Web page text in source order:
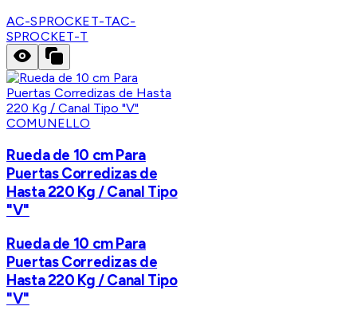
AC-SPROCKET-TAC-
SPROCKET-T
COMUNELLO
Rueda de 10 cm Para
Puertas Corredizas de
Hasta 220 Kg / Canal Tipo
"V"
Rueda de 10 cm Para
Puertas Corredizas de
Hasta 220 Kg / Canal Tipo
"V"